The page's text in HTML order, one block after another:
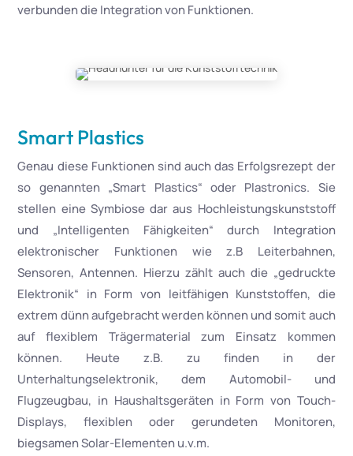
verbunden die Integration von Funktionen.
Smart Plastics
Genau diese Funktionen sind auch das Erfolgsrezept der
so genannten „Smart Plastics“ oder Plastronics. Sie
stellen eine Symbiose dar aus Hochleistungskunststoff
und „Intelligenten Fähigkeiten“ durch Integration
elektronischer Funktionen wie z.B Leiterbahnen,
Sensoren, Antennen. Hierzu zählt auch die „gedruckte
Elektronik“ in Form von leitfähigen Kunststoffen, die
extrem dünn aufgebracht werden können und somit auch
auf flexiblem Trägermaterial zum Einsatz kommen
können. Heute z.B. zu finden in der
Unterhaltungselektronik, dem Automobil- und
Flugzeugbau, in Haushaltsgeräten in Form von Touch-
Displays, flexiblen oder gerundeten Monitoren,
biegsamen Solar-Elementen u.v.m.